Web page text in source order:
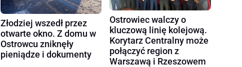
Złodziej wszedł przez
otwarte okno. Z domu w
Ostrowcu zniknęły
pieniądze i dokumenty
Ostrowiec walczy o
kluczową linię kolejową.
Korytarz Centralny może
połączyć region z
Warszawą i Rzeszowem